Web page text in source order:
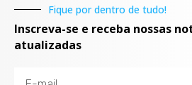
Fique por dentro de tudo!
Inscreva-se e receba nossas
atualizadas